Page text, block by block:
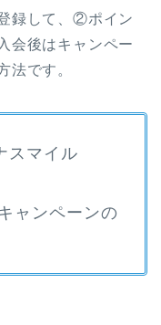
録して、②ポイン
会後はキャンペー
法です。
スマイル
ャンペーンの